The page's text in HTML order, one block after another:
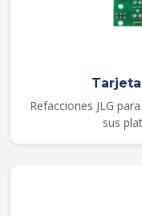
Refacciones JLG
sus